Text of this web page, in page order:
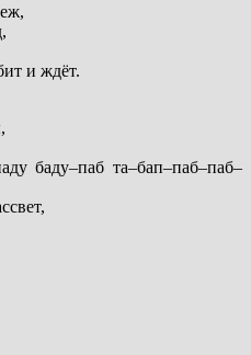
и ждёт.
баду–паб та–бап–паб–паб–